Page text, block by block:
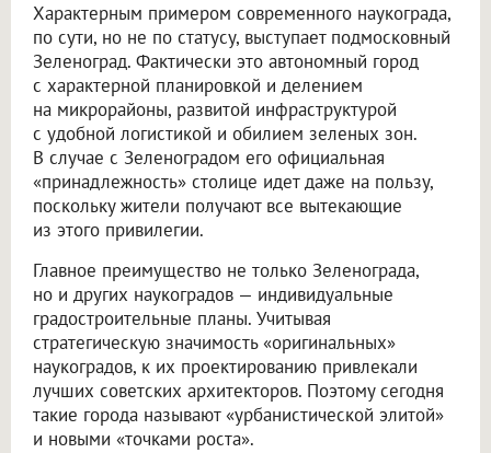
Характерным примером современного наукограда,
по сути, но не по статусу, выступает подмосковный
Зеленоград. Фактически это автономный город
с характерной планировкой и делением
на микрорайоны, развитой инфраструктурой
с удобной логистикой и обилием зеленых зон.
В случае с Зеленоградом его официальная
«принадлежность» столице идет даже на пользу,
поскольку жители получают все вытекающие
из этого привилегии.
Главное преимущество не только Зеленограда,
но и других наукоградов — индивидуальные
градостроительные планы. Учитывая
стратегическую значимость «оригинальных»
наукоградов, к их проектированию привлекали
лучших советских архитекторов. Поэтому сегодня
такие города называют «урбанистической элитой»
и новыми «точками роста».